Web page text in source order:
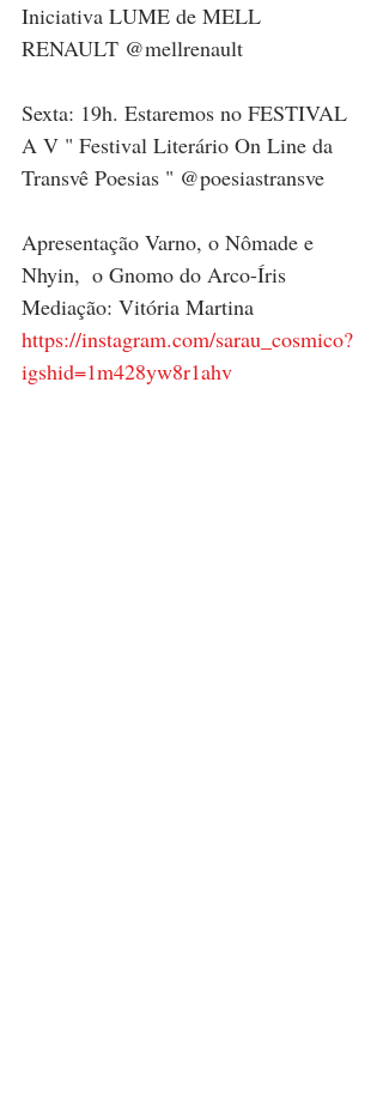
Iniciativa LUME de MELL
RENAULT @mellrenault
Sexta: 19h. Estaremos no FESTIVAL
A V " Festival Literário On Line da
Transvê Poesias " @poesiastransve
Apresentação Varno, o Nômade e
Nhyin,  o Gnomo do Arco-Íris
Mediação: Vitória Martina
https://instagram.com/sarau_cosmico?
igshid=1m428yw8r1ahv